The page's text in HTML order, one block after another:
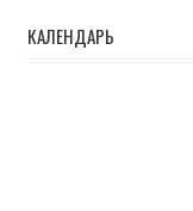
КАЛЕНДАРЬ